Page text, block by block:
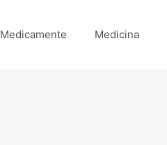
Medicamente Medicina